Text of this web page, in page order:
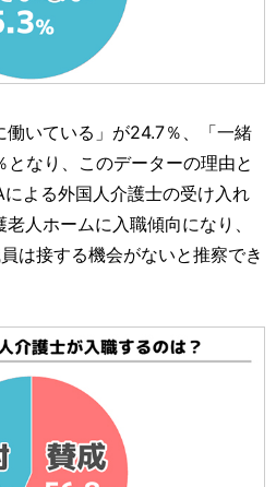
いている」が24.7％、「一緒
なり、このデーターの理由と
よる外国人介護士の受け入れ
人ホームに入職傾向になり、
は接する機会がないと推察でき